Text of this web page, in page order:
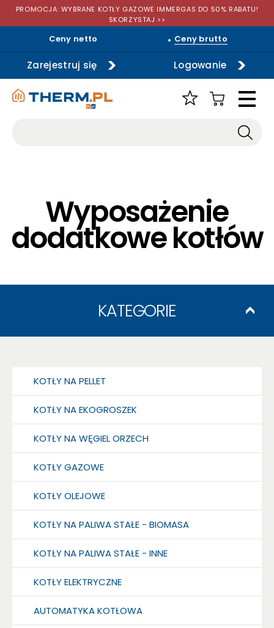
PROMOCJA: WYBRANE KOTŁY GAZOWE IMMERGAS DO 50% RABATU!
SKORZYSTAJ >>
Ceny netto Ceny brutto
Zarejestruj się Logowanie
KATEGORIE
KOTŁY NA PELLET
KOTŁY NA EKOGROSZEK
KOTŁY NA WĘGIEL ORZECH
KOTŁY GAZOWE
KOTŁY OLEJOWE
KOTŁY NA PALIWA STAŁE - BIOMASA
KOTŁY NA PALIWA STAŁE - INNE
KOTŁY ELEKTRYCZNE
AUTOMATYKA KOTŁOWA
Wyposażenie
dodatkowe kotłów